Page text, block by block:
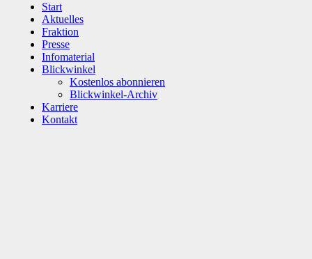
Start
Aktuelles
Fraktion
Presse
Infomaterial
Blickwinkel
Kostenlos abonnieren
Blickwinkel-Archiv
Karriere
Kontakt